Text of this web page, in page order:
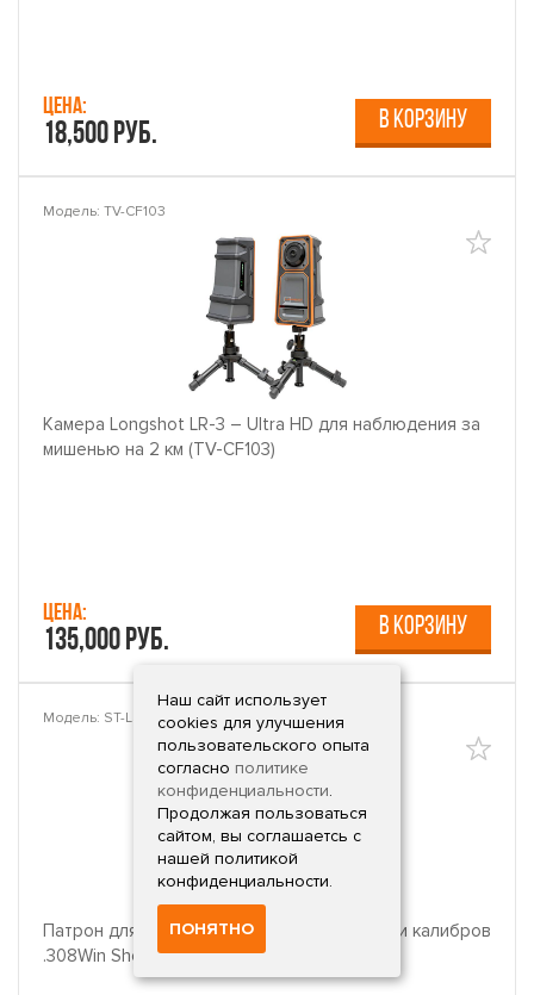
Цена:
18,500 руб. В КОРЗИНУ
Модель: TV-CF103
Камера Longshot LR-3 – Ultra HD для наблюдения за
мишенью на 2 км (TV-CF103)
Цена:
135,000 руб. В КОРЗИНУ
Модель: ST-LS-308
Патрон для холодной лазерной пристрелки калибров
.308Win ShotTime ColdShot
Наш сайт использует
cookies для улучшения
пользовательского опыта
согласно политике
конфиденциальности.
Продолжая пользоваться
сайтом, вы соглашаетсь с
нашей политикой
конфиденциальности.
ПОНЯТНО